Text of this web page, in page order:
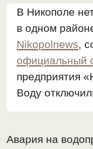
В Никополе
в одном
Nikopolnews,
официальный
предприятия
Воду
Авария на